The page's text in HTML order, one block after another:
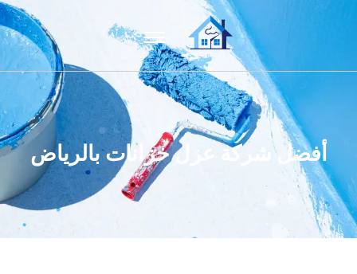
أفضل شركة عزل خزانات بالرياض